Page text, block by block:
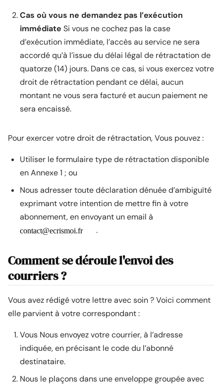
Cas où vous ne demandez pas l’exécution
immédiate Si vous ne cochez pas la case
d’exécution immédiate, l’accès au service ne sera
accordé qu’à l’issue du délai légal de rétractation de
quatorze (14) jours. Dans ce cas, si vous exercez votre
droit de rétractation pendant ce délai, aucun
montant ne vous sera facturé et aucun paiement ne
sera encaissé.
Pour exercer votre droit de rétractation, Vous pouvez :
Utiliser le formulaire type de rétractation disponible
en Annexe 1 ; ou
Nous adresser toute déclaration dénuée d’ambiguïté
exprimant votre intention de mettre fin à votre
abonnement, en envoyant un email à
.
Comment se déroule l'envoi des
courriers ?
Vous avez rédigé votre lettre avec soin ? Voici comment
elle parvient à votre correspondant :
Vous Nous envoyez votre courrier, à l’adresse
indiquée, en précisant le code du l’abonné
destinataire.
Nous le plaçons dans une enveloppe groupée avec